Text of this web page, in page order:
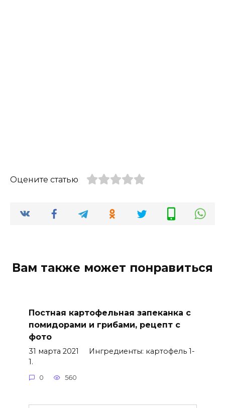
Оцените статью
Вам также может понравиться
Постная картофельная запеканка с
помидорами и грибами, рецепт с
фото
31 марта 2021 Ингредиенты: картофель 1-
1.
0 560